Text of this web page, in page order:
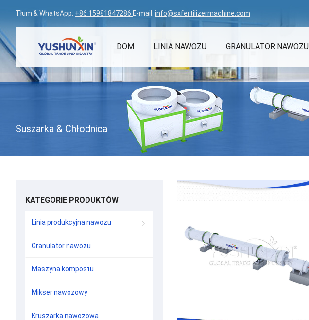
Tłum & WhatsApp: +86 15981847286 E-mail: info@sxfertilizermachine.com
DOM LINIA NAWOZU GRANULATOR NAWOZU
Suszarka & Chłodnica
KATEGORIE PRODUKTÓW
Linia produkcyjna nawozu
Granulator nawozu
Maszyna kompostu
Mikser nawozowy
Kruszarka nawozowa